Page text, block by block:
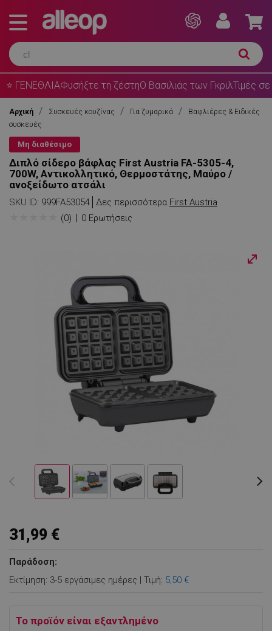
⭐ ΓΕΝΕΘΛΙΑΦυσήξτε τη ζέστηΟ Βασιλιάς των ΓκριλΤιμές σε
Αρχική Συσκευές κουζίνας Για ζυμαρικά
Βαφλιέρες & Ειδικές
συσκευές
Μη διαθέσιμο
Διπλό σίδερο βάφλας First Austria FA-5305-4,
700W, Αντικολλητικό, Θερμοστάτης, Μαύρο /
ανοξείδωτο ατσάλι
SKU ID: 999FA53054 Δες περισσότερα First Austria
(0) 0 Ερωτήσεις
31,99 €
Παράδοση:
Εκτίμηση: 3-5 εργάσιμες ημέρες | Τιμή: 5,50 €
Το προϊόν είναι εξαντλημένο